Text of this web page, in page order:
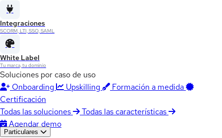
Integraciones
SCORM, LTI, SSO, SAML
White Label
Tu marca, tu dominio
Soluciones por caso de uso
Onboarding
Upskilling
Formación a medida
Certificación
Todas las soluciones
Todas las características
Agendar demo
Particulares